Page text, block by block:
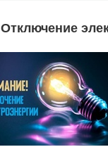
Отключение